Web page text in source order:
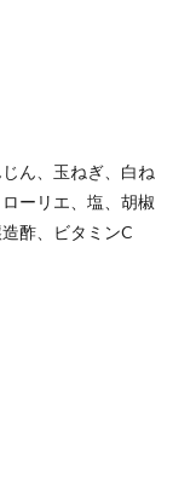
ん、玉ねぎ、白ね
ーリエ、塩、胡椒
酢、ビタミンC